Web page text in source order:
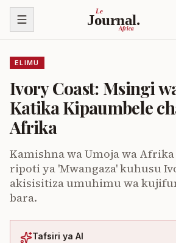
Ruka kwenye yaliyomo
Le
Journal.
Africa
ELIMU
Ivory Coast: Msingi
Katika Kipaumbele
Afrika
Kamishna wa Umoja wa
ripoti ya 'Mwangaza' kuhusu
akisisitiza umuhimu wa
bara.
Tafsiri ya AI